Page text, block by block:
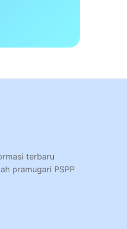
terbaru
pramugari PSPP